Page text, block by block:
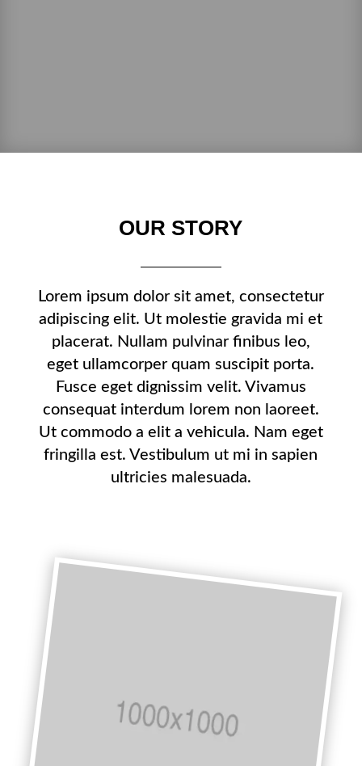
OUR STORY
Lorem ipsum dolor sit amet, consectetur
adipiscing elit. Ut molestie gravida mi et
placerat. Nullam pulvinar finibus leo,
eget ullamcorper quam suscipit porta.
Fusce eget dignissim velit. Vivamus
consequat interdum lorem non laoreet.
Ut commodo a elit a vehicula. Nam eget
fringilla est. Vestibulum ut mi in sapien
ultricies malesuada.